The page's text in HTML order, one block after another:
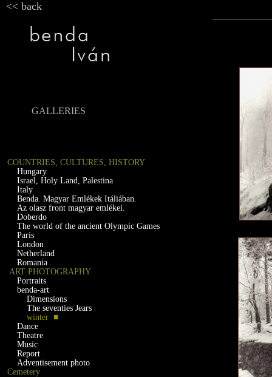
<< back
GALLERIES
COUNTRIES, CULTURES, HISTORY
Hungary
Israel, Holy Land, Palestina
Italy
Benda. Magyar Emlékek Itáliában.
Az olasz front magyar emlékei.
Doberdo
The world of the ancient Olympic Games
Paris
London
Netherland
Romania
ART PHOTOGRAPHY
Portraits
benda-art
Dimensions
The seventies Jears
winter ■
Dance
Theatre
Music
Report
Adventisement photo
Cemetery